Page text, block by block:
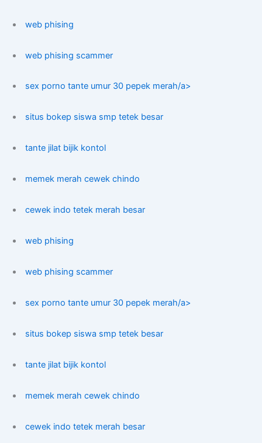
web phising
web phising scammer
sex porno tante umur 30 pepek merah/a>
situs bokep siswa smp tetek besar
tante jilat bijik kontol
memek merah cewek chindo
cewek indo tetek merah besar
web phising
web phising scammer
sex porno tante umur 30 pepek merah/a>
situs bokep siswa smp tetek besar
tante jilat bijik kontol
memek merah cewek chindo
cewek indo tetek merah besar